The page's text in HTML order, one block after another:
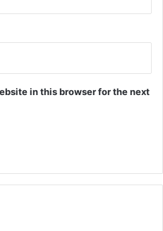
in this browser for the next